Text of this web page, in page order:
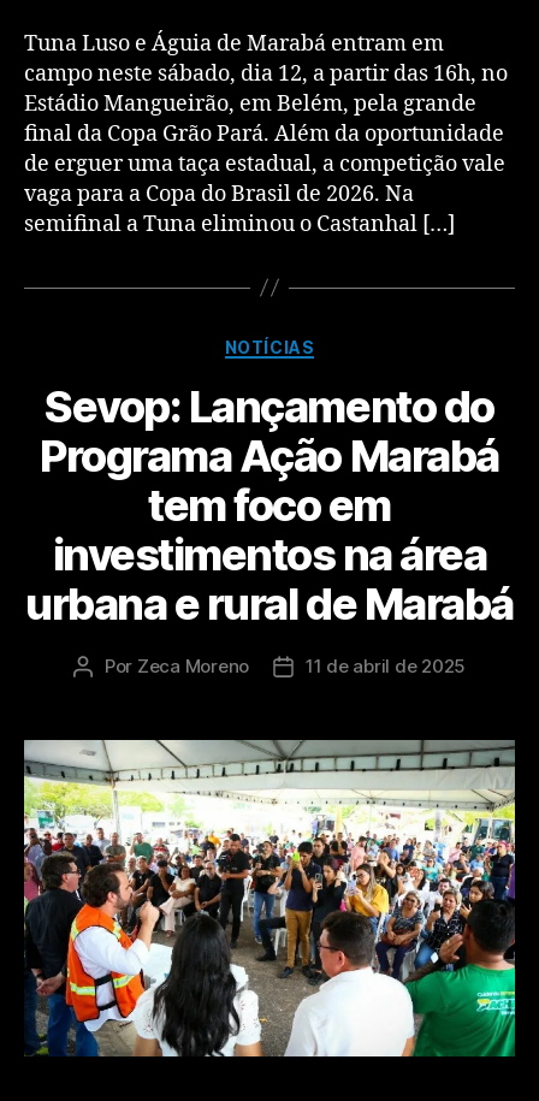
Tuna Luso e Águia de Marabá entram em
campo neste sábado, dia 12, a partir das 16h, no
Estádio Mangueirão, em Belém, pela grande
final da Copa Grão Pará. Além da oportunidade
de erguer uma taça estadual, a competição vale
vaga para a Copa do Brasil de 2026. Na
semifinal a Tuna eliminou o Castanhal […]
NOTÍCIAS
Sevop: Lançamento do
Programa Ação Marabá
tem foco em
investimentos na área
urbana e rural de Marabá
Por Zeca Moreno 11 de abril de 2025